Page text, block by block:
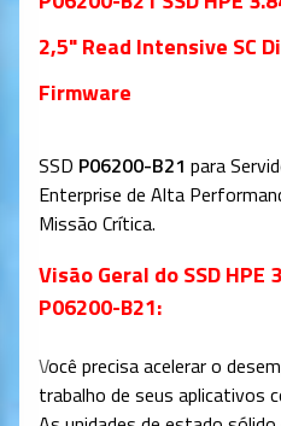
2,5" Read Intensive SC
Firmware
SSD P06200-B21 para
Enterprise de Alta
Missão Crítica.
Visão Geral do SSD HPE
P06200-B21:
Você precisa acelerar o
trabalho de seus aplicativos